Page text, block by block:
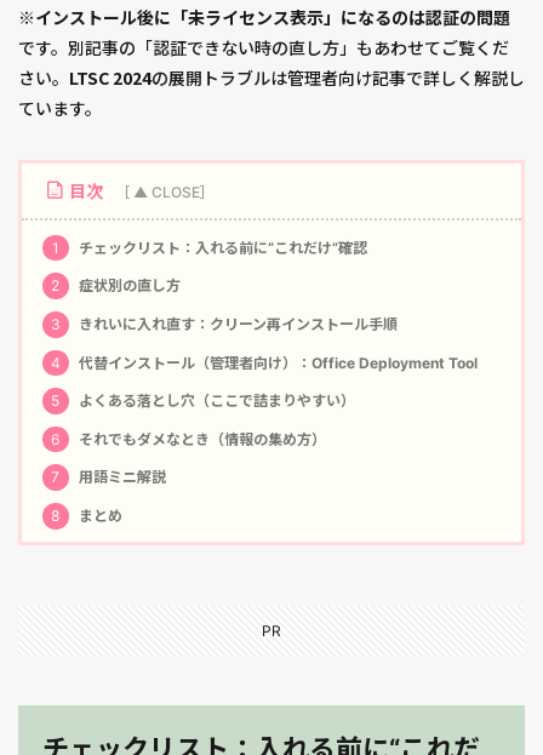
※インストール後に 「未ライセンス表示」 になるのは認証の問題
です。別記事の「認証できない時の直し方」もあわせてご覧くだ
さい。 LTSC 2024の展開トラブルは管理者向け記事で詳しく解説し
ています。
目次
1 チェックリスト：入れる前に“これだけ”確認
2 症状別の直し方
3 きれいに入れ直す：クリーン再インストール手順
4 代替インストール（管理者向け）：Office Deployment Tool
5 よくある落とし穴（ここで詰まりやすい）
6 それでもダメなとき（情報の集め方）
7 用語ミニ解説
8 まとめ
PR
チェックリスト：入れる前に“これだ